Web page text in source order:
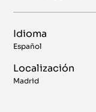
Idioma
Español
Localización
Madrid